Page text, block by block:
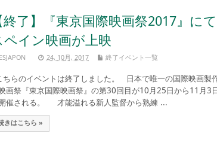
終了】『東京国際映画祭2017』に
ペイン映画が上映
24, 10月, 2017 終了イベント一覧
らのイベントは終了しました。 日本で唯一の国際映画製
画祭『東京国際映画祭』の第30回目が10月25日から11月3
催される。 才能溢れる新人監督から熟練 ...
きはこちら »